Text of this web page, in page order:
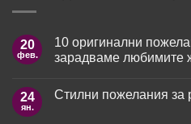
20
фев.
10 оригинални
зарадваме любимите
за
24
ян.
Стилни пожелания